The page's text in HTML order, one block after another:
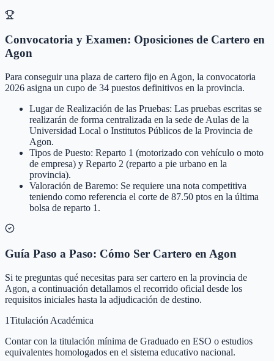
Convocatoria y Examen: Oposiciones de Cartero en
Agon
Para conseguir una plaza de cartero fijo en Agon, la convocatoria
2026 asigna un cupo de 34 puestos definitivos en la provincia.
Lugar de Realización de las Pruebas: Las pruebas escritas se
realizarán de forma centralizada en la sede de Aulas de la
Universidad Local o Institutos Públicos de la Provincia de
Agon.
Tipos de Puesto: Reparto 1 (motorizado con vehículo o moto
de empresa) y Reparto 2 (reparto a pie urbano en la
provincia).
Valoración de Baremo: Se requiere una nota competitiva
teniendo como referencia el corte de 87.50 ptos en la última
bolsa de reparto 1.
Guía Paso a Paso: Cómo Ser Cartero en Agon
Si te preguntas qué necesitas para ser cartero en la provincia de
Agon, a continuación detallamos el recorrido oficial desde los
requisitos iniciales hasta la adjudicación de destino.
1Titulación Académica
Contar con la titulación mínima de Graduado en ESO o estudios
equivalentes homologados en el sistema educativo nacional.